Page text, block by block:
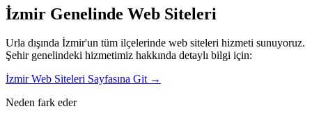
İzmir Genelinde Web Siteleri
Urla dışında İzmir'un tüm ilçelerinde web siteleri hizmeti sunuyoruz.
Şehir genelindeki hizmetimiz hakkında detaylı bilgi için:
İzmir Web Siteleri Sayfasına Git →
Neden fark eder